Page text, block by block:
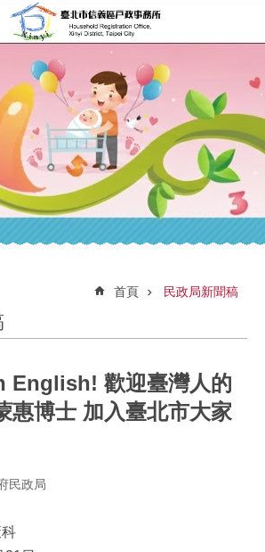
首頁 民政局新聞稿
English! 歡迎臺灣人的
惠博士 加入臺北市大家
民政局